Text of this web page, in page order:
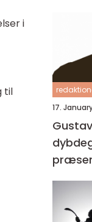
i
til
17.